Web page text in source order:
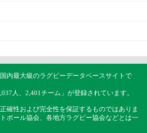
内最大級のラグビーデータベースサイトで
人、2,401チーム」が登録されています。
確性および完全性を保証するものではありま
ボール協会、各地方ラグビー協会などとは一